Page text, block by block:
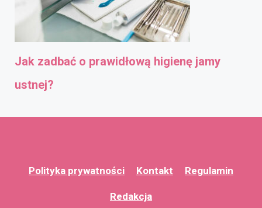
Jak zadbać o prawidłową higienę jamy
ustnej?
Polityka prywatności Kontakt Regulamin
Redakcja